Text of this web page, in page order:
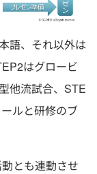
語、それ以外は
はグロービ
他流試合、STE
ルと研修のブ
とも連動させ